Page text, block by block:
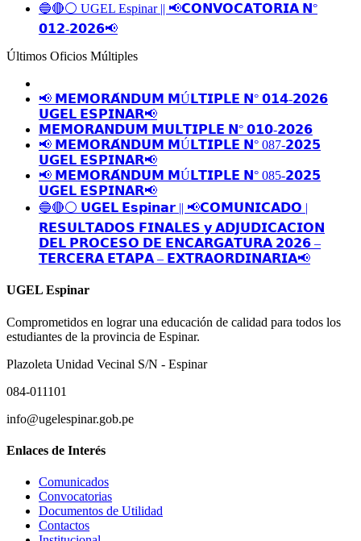
🔵🔴⚪️ UGEL Espinar || 📢𝗖𝗢𝗡𝗩𝗢𝗖𝗔𝗧𝗢𝗥𝗜𝗔 𝗡°
𝟬𝟭𝟮-𝟮𝟬𝟮𝟲📢
Últimos Oficios Múltiples
📢 𝗠𝗘𝗠𝗢𝗥𝗔́𝗡𝗗𝗨𝗠 𝗠Ú𝗟𝗧𝗜𝗣𝗟𝗘 𝗡° 𝟬𝟭𝟰-𝟮𝟬𝟮𝟲
𝗨𝗚𝗘𝗟 𝗘𝗦𝗣𝗜𝗡𝗔𝗥📢
𝗠𝗘𝗠𝗢𝗥𝗔𝗡𝗗𝗨𝗠 𝗠𝗨𝗟𝗧𝗜𝗣𝗟𝗘 𝗡° 𝟬𝟭𝟬-𝟮𝟬𝟮𝟲
📢 𝗠𝗘𝗠𝗢𝗥𝗔́𝗡𝗗𝗨𝗠 𝗠Ú𝗟𝗧𝗜𝗣𝗟𝗘 𝗡° 087-𝟮𝟬𝟮𝟱
𝗨𝗚𝗘𝗟 𝗘𝗦𝗣𝗜𝗡𝗔𝗥📢
📢 𝗠𝗘𝗠𝗢𝗥𝗔́𝗡𝗗𝗨𝗠 𝗠Ú𝗟𝗧𝗜𝗣𝗟𝗘 𝗡° 085-𝟮𝟬𝟮𝟱
𝗨𝗚𝗘𝗟 𝗘𝗦𝗣𝗜𝗡𝗔𝗥📢
🔵🔴⚪️ 𝗨𝗚𝗘𝗟 𝗘𝘀𝗽𝗶𝗻𝗮𝗿 || 📢𝗖𝗢𝗠𝗨𝗡𝗜𝗖𝗔𝗗𝗢 |
𝗥𝗘𝗦𝗨𝗟𝗧𝗔𝗗𝗢𝗦 𝗙𝗜𝗡𝗔𝗟𝗘𝗦 𝘆 𝗔𝗗𝗝𝗨𝗗𝗜𝗖𝗔𝗖𝗜𝗢𝗡
𝗗𝗘𝗟 𝗣𝗥𝗢𝗖𝗘𝗦𝗢 𝗗𝗘 𝗘𝗡𝗖𝗔𝗥𝗚𝗔𝗧𝗨𝗥𝗔 𝟮𝟬𝟮𝟲 –
𝗧𝗘𝗥𝗖𝗘𝗥𝗔 𝗘𝗧𝗔𝗣𝗔 – 𝗘𝗫𝗧𝗥𝗔𝗢𝗥𝗗𝗜𝗡𝗔𝗥𝗜𝗔📢
UGEL Espinar
Comprometidos en lograr una educación de calidad para todos los
estudiantes de la provincia de Espinar.
Plazoleta Unidad Vecinal S/N - Espinar
084-011101
info@ugelespinar.gob.pe
Enlaces de Interés
Comunicados
Convocatorias
Documentos de Utilidad
Contactos